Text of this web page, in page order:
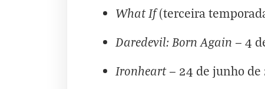
What If(terceira
Daredevil: Born Again — 4
Ironheart— 24 de junho de